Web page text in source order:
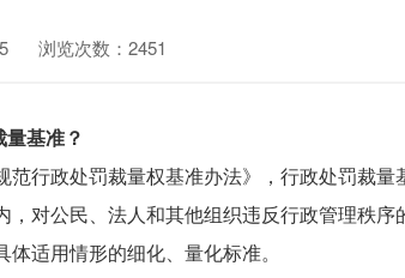
浏览次数：2451
量基准？
范行政处罚裁量权基准办法》， 行政处罚裁量
，对公民、法人和其他组织违反行政管理秩
适用情形的细化、量化标准。